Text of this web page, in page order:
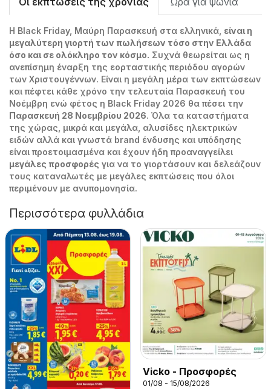
Η Black Friday, Μαύρη Παρασκευή στα ελληνικά, είναι η
μεγαλύτερη γιορτή των πωλήσεων τόσο στην Ελλάδα
όσο και σε ολόκληρο τον κόσμο. Συχνά θεωρείται ως η
ανεπίσημη έναρξη της εορταστικής περιόδου αγορών
των Χριστουγέννων. Είναι η μεγάλη μέρα των εκπτώσεων
και πέφτει κάθε χρόνο την τελευταία Παρασκευή του
Νοέμβρη ενώ φέτος η Black Friday 2026 θα πέσει την
Παρασκευή 28 Νοεμβρίου 2026. Όλα τα καταστήματα
της χώρας, μικρά και μεγάλα, αλυσίδες ηλεκτρικών
ειδών αλλά και γνωστά brand ένδυσης και υπόδησης
είναι προετοιμασμένα και έχουν ήδη προαναγγείλει
μεγάλες προσφορές για να το γιορτάσουν και δελεάζουν
τους καταναλωτές με μεγάλες εκπτώσεις που όλοι
περιμένουν με ανυπομονησία.
Περισσότερα φυλλάδια
Vicko - Προσφορές
01/08 - 15/08/2026